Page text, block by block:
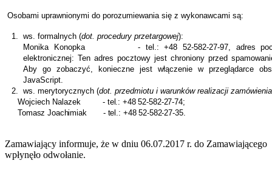
Osobami uprawnionymi do porozumiewania się z wykonawcami są:
1. ws. formalnych (dot. procedury przetargowej):
Monika Konopka - tel.: +48 52-582-27-97, adres
elektronicznej:Ten adres pocztowy jest chroniony przed
Aby go zobaczyć, konieczne jest włączenie w przeglądarce
JavaScript.
2. ws. merytorycznych (dot. przedmiotu i warunków realizacji zamówienia
Wojciech Nalazek- tel.: +48 52-582-27-74;
Tomasz Joachimiak - tel.: +48 52-582-27-35.
Zamawiający informuje, że w dniu 06.07.2017 r. do Zamawiającego
wpłynęło odwołanie.